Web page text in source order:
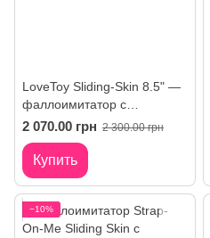
LoveToy Sliding-Skin 8.5" —
фаллоимитатор с
подвижной кожей и
присоской
2 070.00 грн 2 300.00 грн
Купить
−10%